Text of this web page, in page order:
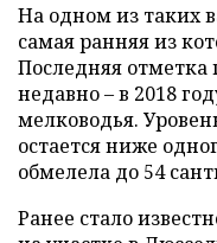
На одном из таких
самая ранняя из
Последняя отметка
недавно – в 2018
мелководья.
остается ниже
обмелела до 54
Ранее стало